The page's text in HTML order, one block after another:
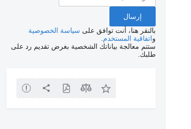
بالنقر هنا، أنت توافق على سياسة الخصوصية
واتفاقية المستخدم
ستتم معالجة بياناتك الشخصية بغرض تقديم رد على
طلبك.